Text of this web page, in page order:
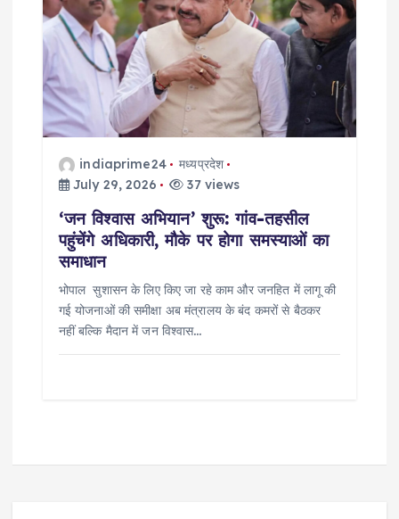
indiaprime24
मध्यप्रदेश
July 29, 2026
37 views
‘जन विश्वास अभियान’ शुरू: गांव-तहसील
पहुंचेंगे अधिकारी, मौके पर होगा समस्याओं का
समाधान
भोपाल सुशासन के लिए किए जा रहे काम और जनहित में लागू की
गई योजनाओं की समीक्षा अब मंत्रालय के बंद कमरों से बैठकर
नहीं बल्कि मैदान में जन विश्वास…